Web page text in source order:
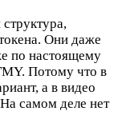
Они даже
по настоящему
Потому что в
а в видео
самом деле нет